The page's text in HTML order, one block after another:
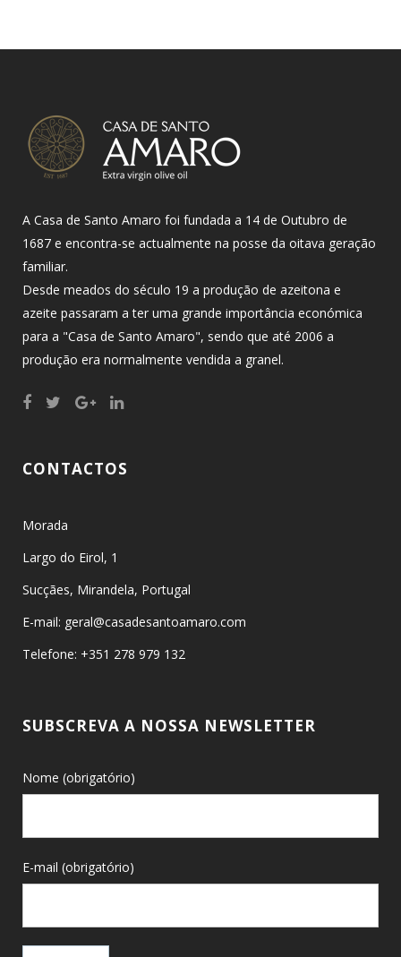
A Casa de Santo Amaro foi fundada a 14 de Outubro de
1687 e encontra-se actualmente na posse da oitava geração
familiar.
Desde meados do século 19 a produção de azeitona e
azeite passaram a ter uma grande importância económica
para a "Casa de Santo Amaro", sendo que até 2006 a
produção era normalmente vendida a granel.
CONTACTOS
Morada
Largo do Eirol, 1
Sucçães, Mirandela, Portugal
E-mail: geral@casadesantoamaro.com
Telefone: +351 278 979 132
SUBSCREVA A NOSSA NEWSLETTER
Nome (obrigatório)
E-mail (obrigatório)